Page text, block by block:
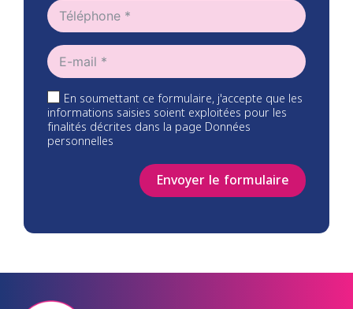
En soumettant ce formulaire, j'accepte que les
informations saisies soient exploitées pour les
finalités décrites dans la page Données
personnelles
Envoyer le formulaire